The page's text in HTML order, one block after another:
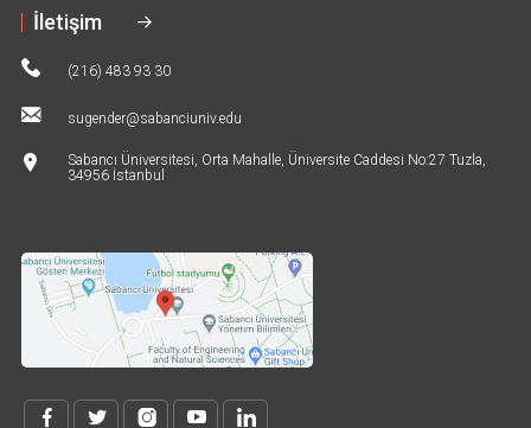
İletişim
(216) 483 93 30
sugender@sabanciuniv.edu
Sabancı Üniversitesi, Orta Mahalle, Üniversite Caddesi No:27 Tuzla,
34956 İstanbul